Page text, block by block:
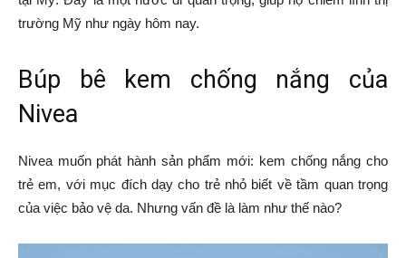
trường Mỹ như ngày hôm nay.
Búp bê kem chống nắng của
Nivea
Nivea muốn phát hành sản phẩm mới: kem chống nắng cho
trẻ em, với mục đích dạy cho trẻ nhỏ biết về tầm quan trọng
của việc bảo vệ da. Nhưng vấn đề là làm như thế nào?